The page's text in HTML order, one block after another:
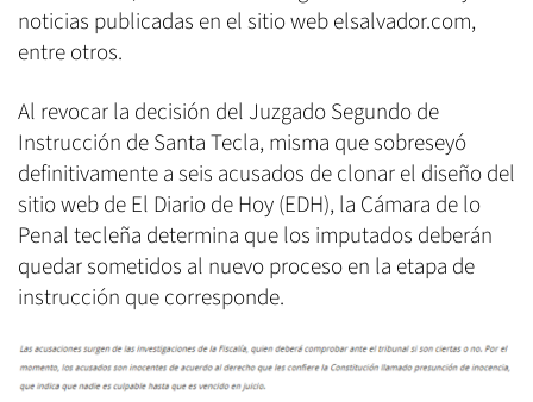
noticias publicadas en el sitio web elsalvador.com,
entre otros.
Al revocar la decisión del Juzgado Segundo de
Instrucción de Santa Tecla, misma que sobreseyó
definitivamente a seis acusados de clonar el diseño del
sitio web de El Diario de Hoy (EDH), la Cámara de lo
Penal tecleña determina que los imputados deberán
quedar sometidos al nuevo proceso en la etapa de
instrucción que corresponde.